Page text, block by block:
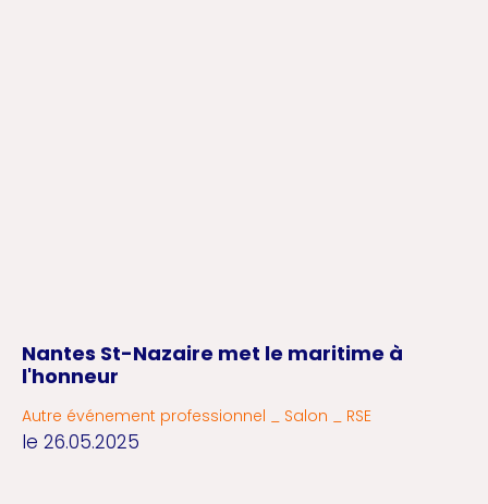
Nantes St-Nazaire met le maritime à
l'honneur
Autre événement professionnel _ Salon _ RSE
le 26.05.2025